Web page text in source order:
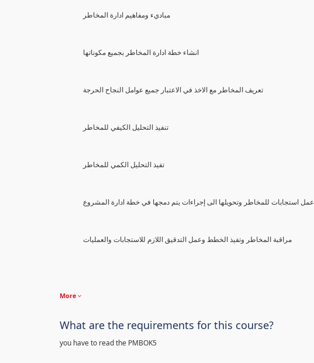
مباديء ومفاهيم ادارة المخاطر
انشاء خطة ادارة المخاطر بجميع مكوناتها
تعريف المخاطر مع الاخذ في الاعتبار جميع عوامل النجاح الحرجة
تنفيذ التحليل الكيفي للمخاطر
تفيذ التحليل الكمي للمخاطر
عمل استجابات للمخاطر وتحويلها الى إجراءات يتم دمجها في خطة ادارة المشروع
مراقبة المخاطر وتفيذ الخطط وعمل التدقيق اللازم للاستجابات والعمليات
More
What are the requirements for this course?
you have to read the PMBOK5